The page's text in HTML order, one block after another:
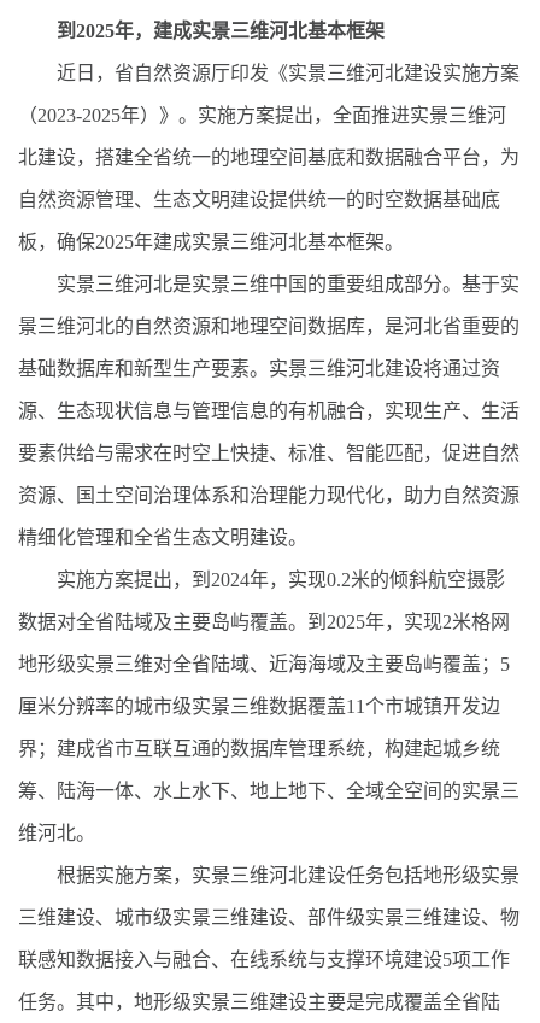
到2025年，建成实景三维河北基本框架
近日，省自然资源厅印发《实景三维河北建设实施方案
（2023-2025年）》。实施方案提出，全面推进实景三维河
北建设，搭建全省统一的地理空间基底和数据融合平台，为
自然资源管理、生态文明建设提供统一的时空数据基础底
板，确保2025年建成实景三维河北基本框架。
实景三维河北是实景三维中国的重要组成部分。基于实
景三维河北的自然资源和地理空间数据库，是河北省重要的
基础数据库和新型生产要素。实景三维河北建设将通过资
源、生态现状信息与管理信息的有机融合，实现生产、生活
要素供给与需求在时空上快捷、标准、智能匹配，促进自然
资源、国土空间治理体系和治理能力现代化，助力自然资源
精细化管理和全省生态文明建设。
实施方案提出，到2024年，实现0.2米的倾斜航空摄影
数据对全省陆域及主要岛屿覆盖。到2025年，实现2米格网
地形级实景三维对全省陆域、近海海域及主要岛屿覆盖；5
厘米分辨率的城市级实景三维数据覆盖11个市城镇开发边
界；建成省市互联互通的数据库管理系统，构建起城乡统
筹、陆海一体、水上水下、地上地下、全域全空间的实景三
维河北。
根据实施方案，实景三维河北建设任务包括地形级实景
三维建设、城市级实景三维建设、部件级实景三维建设、物
联感知数据接入与融合、在线系统与支撑环境建设5项工作
任务。其中，地形级实景三维建设主要是完成覆盖全省陆